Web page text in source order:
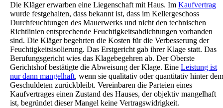
Die Kläger erwarben eine Liegenschaft mit Haus. Im Kaufvertrag
wurde festgehalten, dass bekannt ist, dass im Kellergeschoss
Durchfeuchtungen des Mauerwerks und nicht den technischen
Richtlinien entsprechende Feuchtigkeitsabdichtungen vorhanden
sind. Die Kläger begehrten die Kosten für die Verbesserung der
Feuchtigkeitsisolierung. Das Erstgericht gab ihrer Klage statt. Das
Berufungsgericht wies das Klagebegehren ab. Der Oberste
Gerichtshof bestätigte die Abweisung der Klage. Eine Leistung ist
nur dann mangelhaft, wenn sie qualitativ oder quantitativ hinter dem
Geschuldeten zurückbleibt. Vereinbaren die Parteien eines
Kaufvertrages einen Zustand des Hauses, der objektiv mangelhaft
ist, begründet dieser Mangel keine Vertragswidrigkeit.